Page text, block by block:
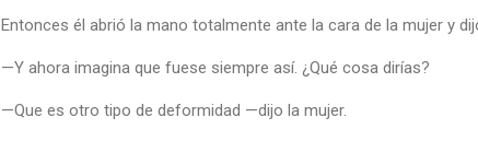
Entonces él abrió la mano totalmente ante la cara de la mujer y
—Y ahora imagina que fuese siempre así. ¿Qué cosa dirías?
—Que es otro tipo de deformidad —dijo la mujer.